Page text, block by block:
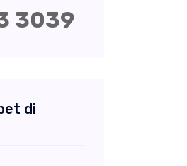
3039
di